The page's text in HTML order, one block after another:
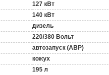
127 кВт
140 кВт
дизель
220/380 Вольт
автозапуск (АВР)
кожух
195 л